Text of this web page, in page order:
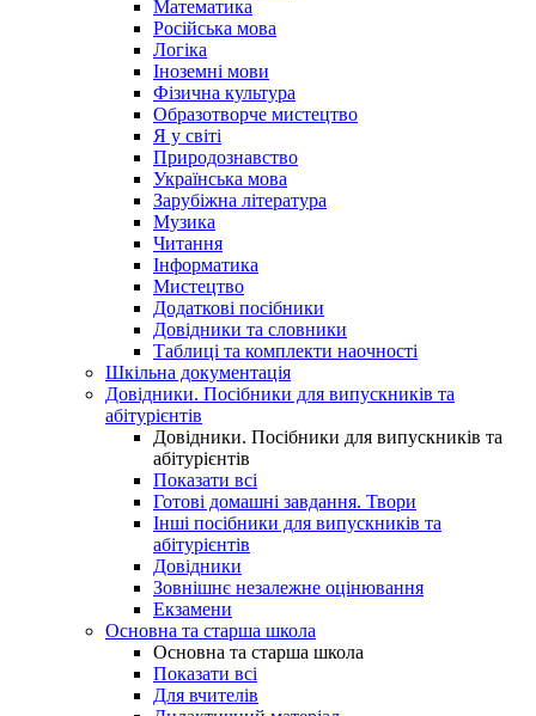
Математика
Російська мова
Логіка
Іноземні мови
Фізична культура
Образотворче мистецтво
Я у світі
Природознавство
Українська мова
Зарубіжна література
Музика
Читання
Інформатика
Мистецтво
Додаткові посібники
Довідники та словники
Таблиці та комплекти наочності
Шкільна документація
Довідники. Посібники для випускників та
абітурієнтів
Довідники. Посібники для випускників та
абітурієнтів
Показати всі
Готові домашні завдання. Твори
Інші посібники для випускників та
абітурієнтів
Довідники
Зовнішнє незалежне оцінювання
Екзамени
Основна та старша школа
Основна та старша школа
Показати всі
Для вчителів